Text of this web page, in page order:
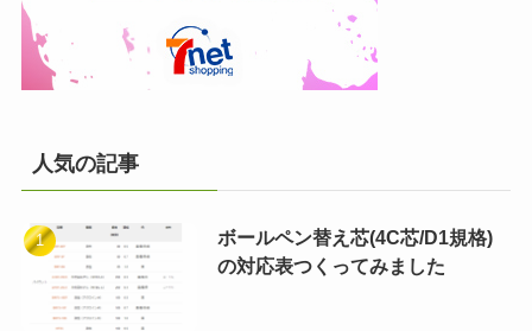
人気の記事
ボールペン替え芯(4C芯/D1規格)
の対応表つくってみました